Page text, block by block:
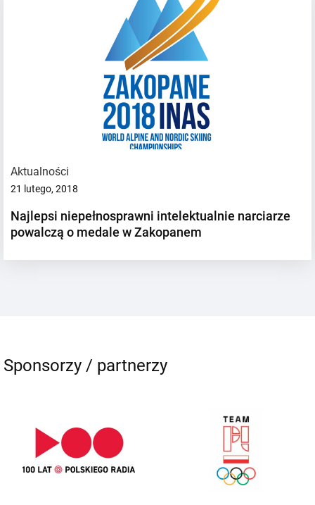
Aktualności
21 lutego, 2018
Najlepsi niepełnosprawni intelektualnie narciarze
powalczą o medale w Zakopanem
Sponsorzy / partnerzy